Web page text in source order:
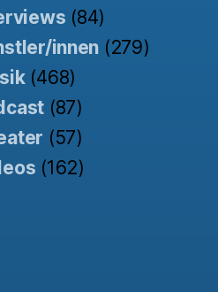
(84)
innen (279)
(468)
(87)
(57)
(162)